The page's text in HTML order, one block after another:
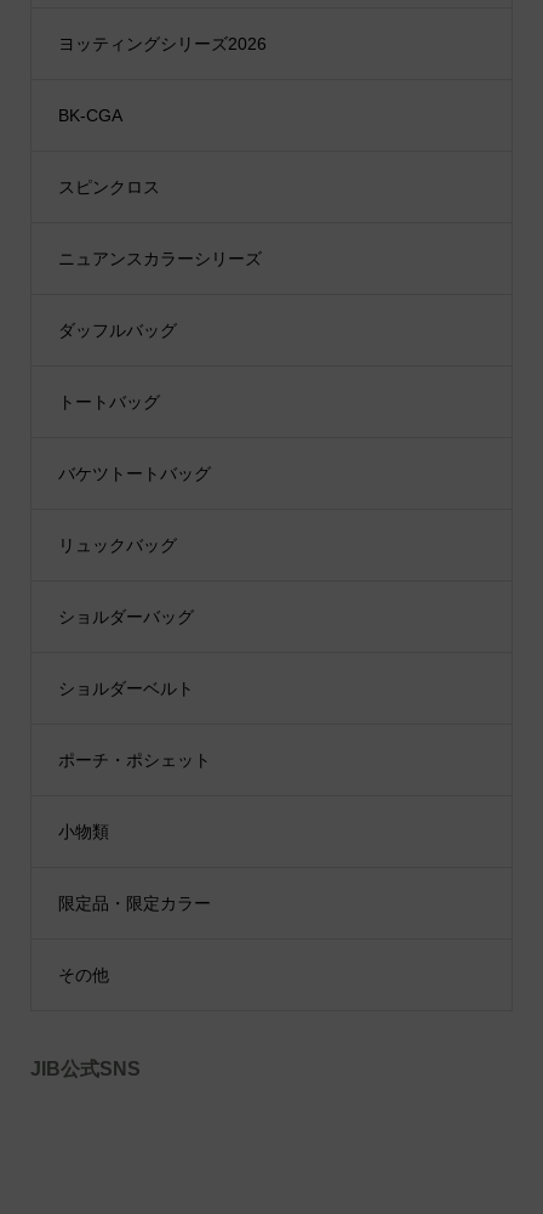
ヨッティングシリーズ2026
BK-CGA
スピンクロス
ニュアンスカラーシリーズ
ダッフルバッグ
トートバッグ
バケツトートバッグ
リュックバッグ
ショルダーバッグ
ショルダーベルト
ポーチ・ポシェット
小物類
限定品・限定カラー
その他
JIB公式SNS